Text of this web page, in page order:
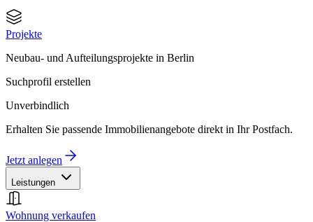
Projekte
Neubau- und Aufteilungsprojekte in Berlin
Suchprofil erstellen
Unverbindlich
Erhalten Sie passende Immobilienangebote direkt in Ihr Postfach.
Jetzt anlegen
Leistungen
Wohnung verkaufen